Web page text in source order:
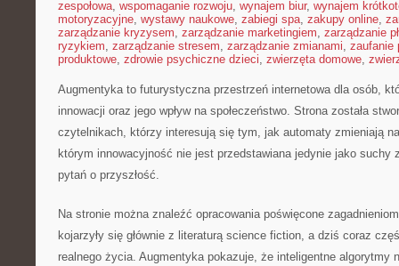
zespołowa, wspomaganie rozwoju, wynajem biur, wynajem
motoryzacyjne, wystawy naukowe, zabiegi spa, zakupy online,
zarządzanie kryzysem, zarządzanie marketingiem, zarządzanie
ryzykiem, zarządzanie stresem, zarządzanie zmianami, zaufanie
produktowe, zdrowie psychiczne dzieci, zwierzęta domowe,
Augmentyka to futurystyczna przestrzeń internetowa dla osób,
innowacji oraz jego wpływ na społeczeństwo. Strona została
czytelnikach, którzy interesują się tym, jak automaty zmieniają
którym innowacyjność nie jest przedstawiana jedynie jako suchy
pytań o przyszłość.
Na stronie można znaleźć opracowania poświęcone
kojarzyły się głównie z literaturą science fiction, a dziś coraz
realnego życia. Augmentyka pokazuje, że inteligentne algorytmy